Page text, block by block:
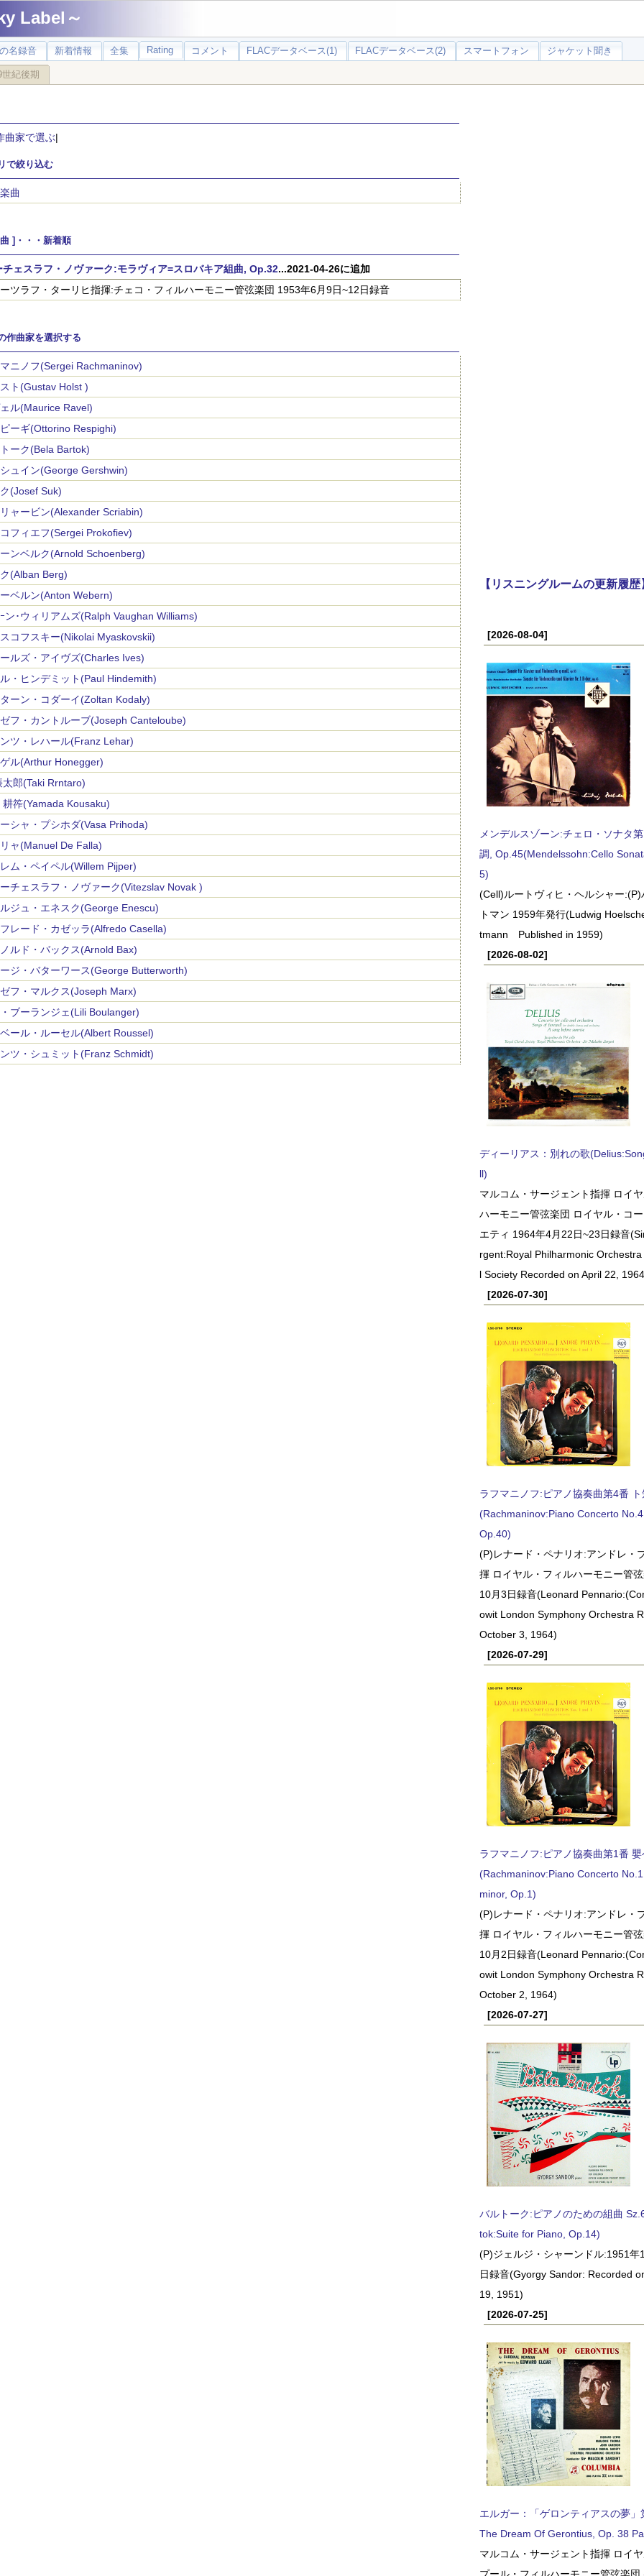
Label～
名録音 新着情報 全集 Rating コメント FLACデータベース(1) FLACデータベース(2) スマートフォン ジャケット聞き
世紀後期
曲家で選ぶ|
で絞り込む
曲
]・・・新着順
チェスラフ・ノヴァーク:モラヴィア=スロバキア組曲, Op.32...2021-04-26に追加
ツラフ・ターリヒ指揮:チェコ・フィルハーモニー管弦楽団 1953年6月9日~12日録音
作曲家を選択する
ニノフ(Sergei Rachmaninov)
ト(Gustav Holst )
ル(Maurice Ravel)
ーギ(Ottorino Respighi)
ーク(Bela Bartok)
ュイン(George Gershwin)
(Josef Suk)
ャービン(Alexander Scriabin)
フィエフ(Sergei Prokofiev)
ンベルク(Arnold Schoenberg)
(Alban Berg)
ベルン(Anton Webern)
ン･ウィリアムズ(Ralph Vaughan Williams)
コフスキー(Nikolai Myaskovskii)
ルズ・アイヴズ(Charles Ives)
・ヒンデミット(Paul Hindemith)
ーン・コダーイ(Zoltan Kodaly)
フ・カントルーブ(Joseph Canteloube)
ツ・レハール(Franz Lehar)
ル(Arthur Honegger)
太郎(Taki Rrntaro)
耕筰(Yamada Kousaku)
シャ・プシホダ(Vasa Prihoda)
ャ(Manuel De Falla)
ム・ペイペル(Willem Pijper)
チェスラフ・ノヴァーク(Vitezslav Novak )
ジュ・エネスク(George Enescu)
レード・カゼッラ(Alfredo Casella)
ルド・バックス(Arnold Bax)
ジ・バターワース(George Butterworth)
フ・マルクス(Joseph Marx)
ブーランジェ(Lili Boulanger)
ール・ルーセル(Albert Roussel)
ツ・シュミット(Franz Schmidt)
【リスニングルームの更新履歴
[2026-08-04]
メンデルスゾーン:チェロ・ソナタ
調, Op.45(Mendelssohn:Cello
5)
(Cell)ルートヴィヒ・ヘルシャー
トマン 1959年発行(Ludwig
tmann Published in 1959)
[2026-08-02]
ディーリアス：別れの歌
ll)
マルコム・サージェント指揮 ロイ
ハーモニー管弦楽団 ロイヤル・コ
エティ 1964年4月22日~23日録音
rgent:Royal Philharmonic
l Society Recorded on April 22,
[2026-07-30]
ラフマニノフ:ピアノ協奏曲第4番
(Rachmaninov:Piano Concerto
Op.40)
(P)レナード・ペナリオ:アンドレ・
揮 ロイヤル・フィルハーモニー管
10月3日録音(Leonard
owit London Symphony Orchestra
October 3, 1964)
[2026-07-29]
ラフマニノフ:ピアノ協奏曲第1番
(Rachmaninov:Piano Concerto
minor, Op.1)
(P)レナード・ペナリオ:アンドレ・
揮 ロイヤル・フィルハーモニー管
10月2日録音(Leonard
owit London Symphony Orchestra
October 2, 1964)
[2026-07-27]
バルトーク:ピアノのための組曲
tok:Suite for Piano, Op.14)
(P)ジェルジ・シャーンドル:1951年
日録音(Gyorgy Sandor: Recorded
19, 1951)
[2026-07-25]
エルガー：「ゲロンティアスの夢
The Dream Of Gerontius, Op. 38
マルコム・サージェント指揮 ロイ
プール・フィルハーモニー管弦楽